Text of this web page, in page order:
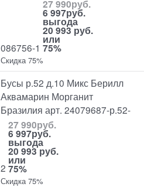
086756-1
27 990руб.
6 997руб.
выгода
20 993 руб.
или
75%
Скидка 75%
Бусы р.52 д.10 Микс Берилл
Аквамарин Морганит
Бразилия арт. 24079687-р.52-
2
27 990руб.
6 997руб.
выгода
20 993 руб.
или
75%
Скидка 75%